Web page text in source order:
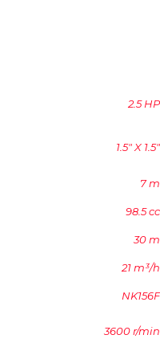
2.5 HP
1.5″ X 1.5″
7 m
98.5 cc
30 m
21 m³/h
NK156F
3600 r/min